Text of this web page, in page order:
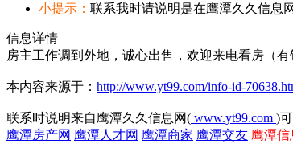
小提示： 联系我时请说明是在鹰潭久久信息
信息详情
房主工作调到外地，诚心出售，欢迎来电看房（有
本内容来源于： http://www.yt99.com/info-id-
联系时说明来自鹰潭久久信息网( www.yt99.com )
鹰潭房产网 鹰潭人才网 鹰潭商家 鹰潭交友 鹰潭信